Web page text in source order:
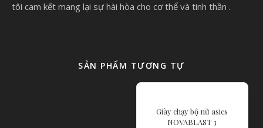
tôi cam kết mang lại sự hài hòa cho cơ thể và tinh thần .
SẢN PHẨM TƯƠNG TỰ
Giày chạy bộ nữ asics
NOVABLAST 3